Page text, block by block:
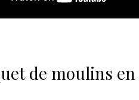
de moulins